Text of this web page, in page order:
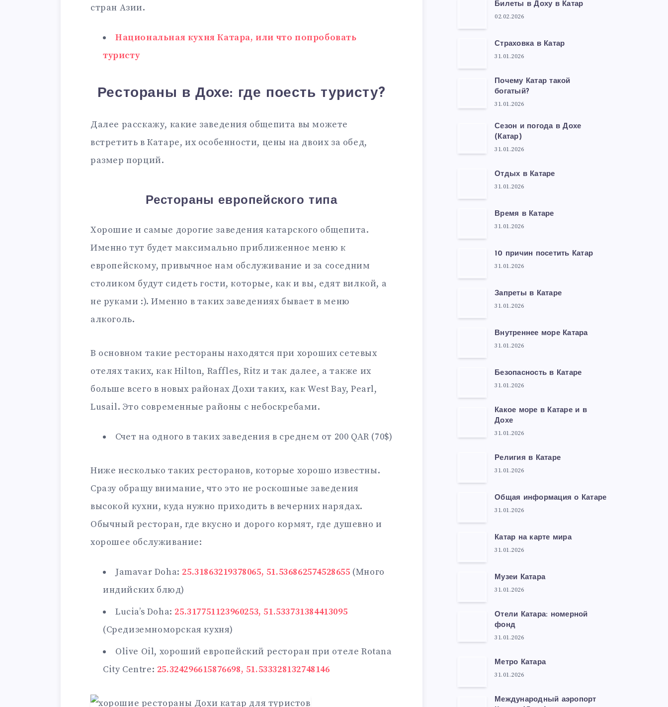
стран Азии.
Национальная кухня Катара, или что попробовать
туристу
Рестораны в Дохе: где поесть туристу?
Далее расскажу, какие заведения общепита вы можете
встретить в Катаре, их особенности, цены на двоих за обед,
размер порций.
Рестораны европейского типа
Хорошие и самые дорогие заведения катарского общепита.
Именно тут будет максимально приближенное меню к
европейскому, привычное нам обслуживание и за соседним
столиком будут сидеть гости, которые, как и вы, едят вилкой, а
не руками :). Именно в таких заведениях бывает в меню
алкоголь.
В основном такие рестораны находятся при хороших сетевых
отелях таких, как Hilton, Raffles, Ritz и так далее, а также их
больше всего в новых районах Дохи таких, как West Bay, Pearl,
Lusail. Это современные районы с небоскребами.
Счет на одного в таких заведения в среднем от 200 QAR (70$)
Ниже несколько таких ресторанов, которые хорошо известны.
Сразу обращу внимание, что это не роскошные заведения
высокой кухни, куда нужно приходить в вечерних нарядах.
Обычный ресторан, где вкусно и дорого кормят, где душевно и
хорошее обслуживание:
Jamavar Doha: 25.31863219378065, 51.536862574528655 (Много
индийских блюд)
Lucia’s Doha: 25.317751123960253, 51.533731384413095
(Средиземноморская кухня)
Olive Oil, хороший европейский ресторан при отеле Rotana
City Centre: 25.324296615876698, 51.533328132748146
Билеты в Доху в Катар
02.02.2026
Страховка в Катар
31.01.2026
Почему Катар такой
богатый?
31.01.2026
Сезон и погода в Дохе
(Катар)
31.01.2026
Отдых в Катаре
31.01.2026
Время в Катаре
31.01.2026
10 причин посетить Катар
31.01.2026
Запреты в Катаре
31.01.2026
Внутреннее море Катара
31.01.2026
Безопасность в Катаре
31.01.2026
Какое море в Катаре и в
Дохе
31.01.2026
Религия в Катаре
31.01.2026
Общая информация о Катаре
31.01.2026
Катар на карте мира
31.01.2026
Музеи Катара
31.01.2026
Отели Катара: номерной
фонд
31.01.2026
Метро Катара
31.01.2026
Международный аэропорт